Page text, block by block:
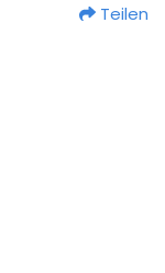
Teilen